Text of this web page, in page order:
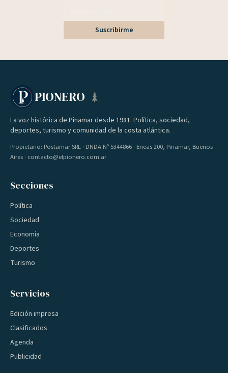
Suscribirme
PIONERO
La voz histórica de Pinamar desde 1981. Política, sociedad,
deportes, turismo y comunidad de la costa atlántica.
Propietario: Postamar SRL · DNDA Nº 5344866 · Eneas 200, Pinamar, Buenos
Aires · contacto@elpionero.com.ar
Secciones
Política
Sociedad
Economía
Deportes
Turismo
Servicios
Edición impresa
Clasificados
Agenda
Publicidad